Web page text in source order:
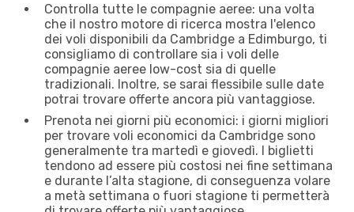
Controlla tutte le compagnie aeree: una volta
che il nostro motore di ricerca mostra l'elenco
dei voli disponibili da Cambridge a Edimburgo, ti
consigliamo di controllare sia i voli delle
compagnie aeree low-cost sia di quelle
tradizionali. Inoltre, se sarai flessibile sulle date
potrai trovare offerte ancora più vantaggiose.
Prenota nei giorni più economici: i giorni migliori
per trovare voli economici da Cambridge sono
generalmente tra martedì e giovedì. I biglietti
tendono ad essere più costosi nei fine settimana
e durante l’alta stagione, di conseguenza volare
a metà settimana o fuori stagione ti permetterà